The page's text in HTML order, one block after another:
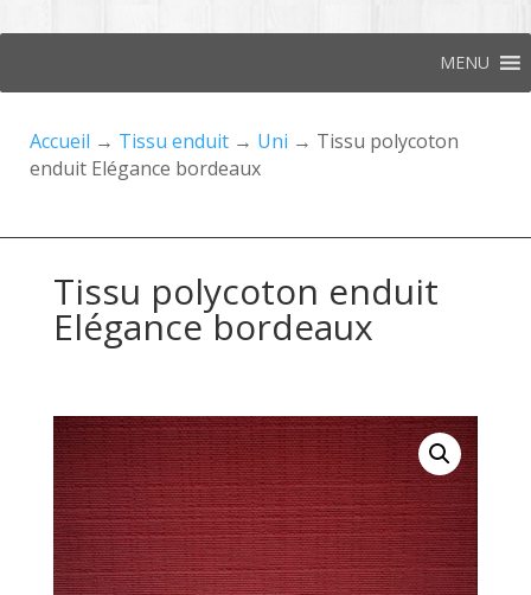
MENU
Accueil → Tissu enduit → Uni → Tissu polycoton
enduit Elégance bordeaux
Tissu polycoton enduit
Elégance bordeaux